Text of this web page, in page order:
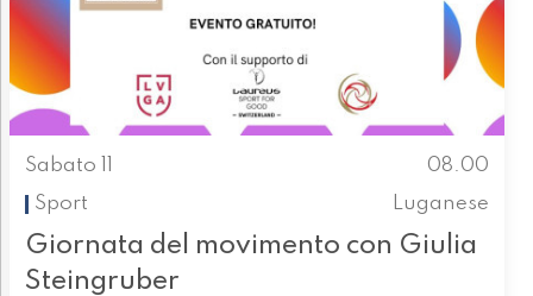
Sabato 11
08.00
Sport
Luganese
Giornata del movimento con Giulia
Steingruber